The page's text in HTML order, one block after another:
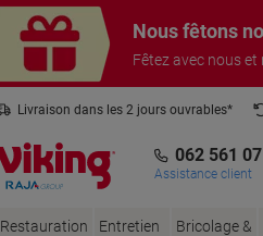
Nous fêtons
Fêtez avec nous
Livraison dans les 2 jours ouvrables*
062 561
Assistance client
Restauration
Entretien
Bricolage &